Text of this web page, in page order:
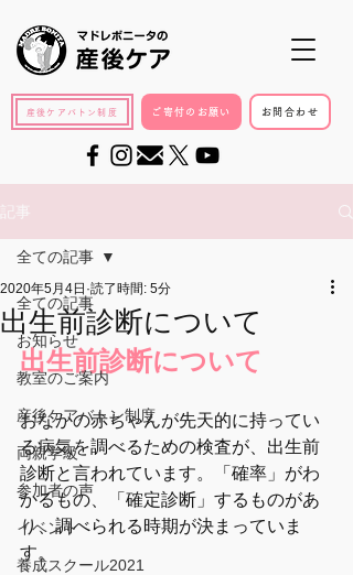
産後ケアバトン制度 ご寄付のお願い お問合わせ
記事
全ての記事
お知らせ
教室のご案内
産後ケアバトン制度
両親学級
参加者の声
イベント
養成スクール2021
全ての記事
出生前診断について
2020年5月4日 読了時間: 5分
出生前診断について
おなかの赤ちゃんが先天的に持ってい
る病気を調べるための検査が、出生前
診断と言われています。「確率」がわ
かるもの、「確定診断」するものがあ
り、調べられる時期が決まっていま
す。